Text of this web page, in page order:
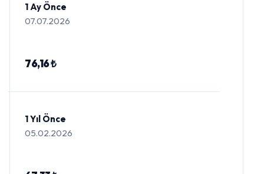
1 Ay Önce
07.07.2026
76,16 ₺
1 Yıl Önce
05.02.2026